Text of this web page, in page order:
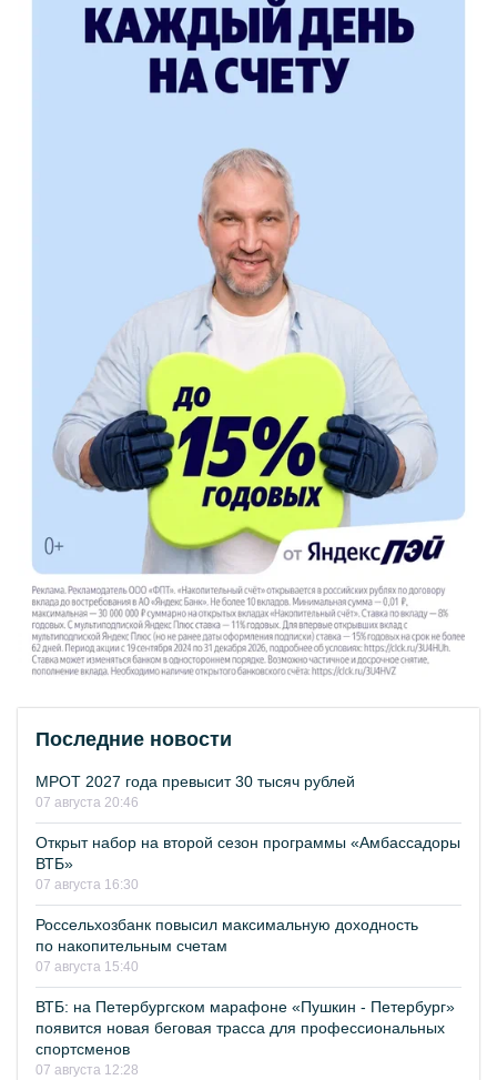
Последние новости
МРОТ 2027 года превысит 30 тысяч рублей
07 августа 20:46
Открыт набор на второй сезон программы «Амбассадоры
ВТБ»
07 августа 16:30
Россельхозбанк повысил максимальную доходность
по накопительным счетам
07 августа 15:40
ВТБ: на Петербургском марафоне «Пушкин - Петербург»
появится новая беговая трасса для профессиональных
спортсменов
07 августа 12:28